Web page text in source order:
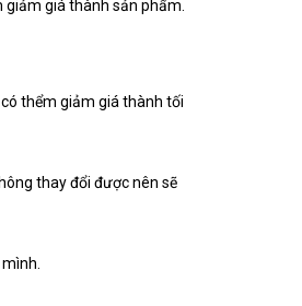
giá thành sản phẩm.
thểm giảm giá thành tối
thay đổi được nên sẽ